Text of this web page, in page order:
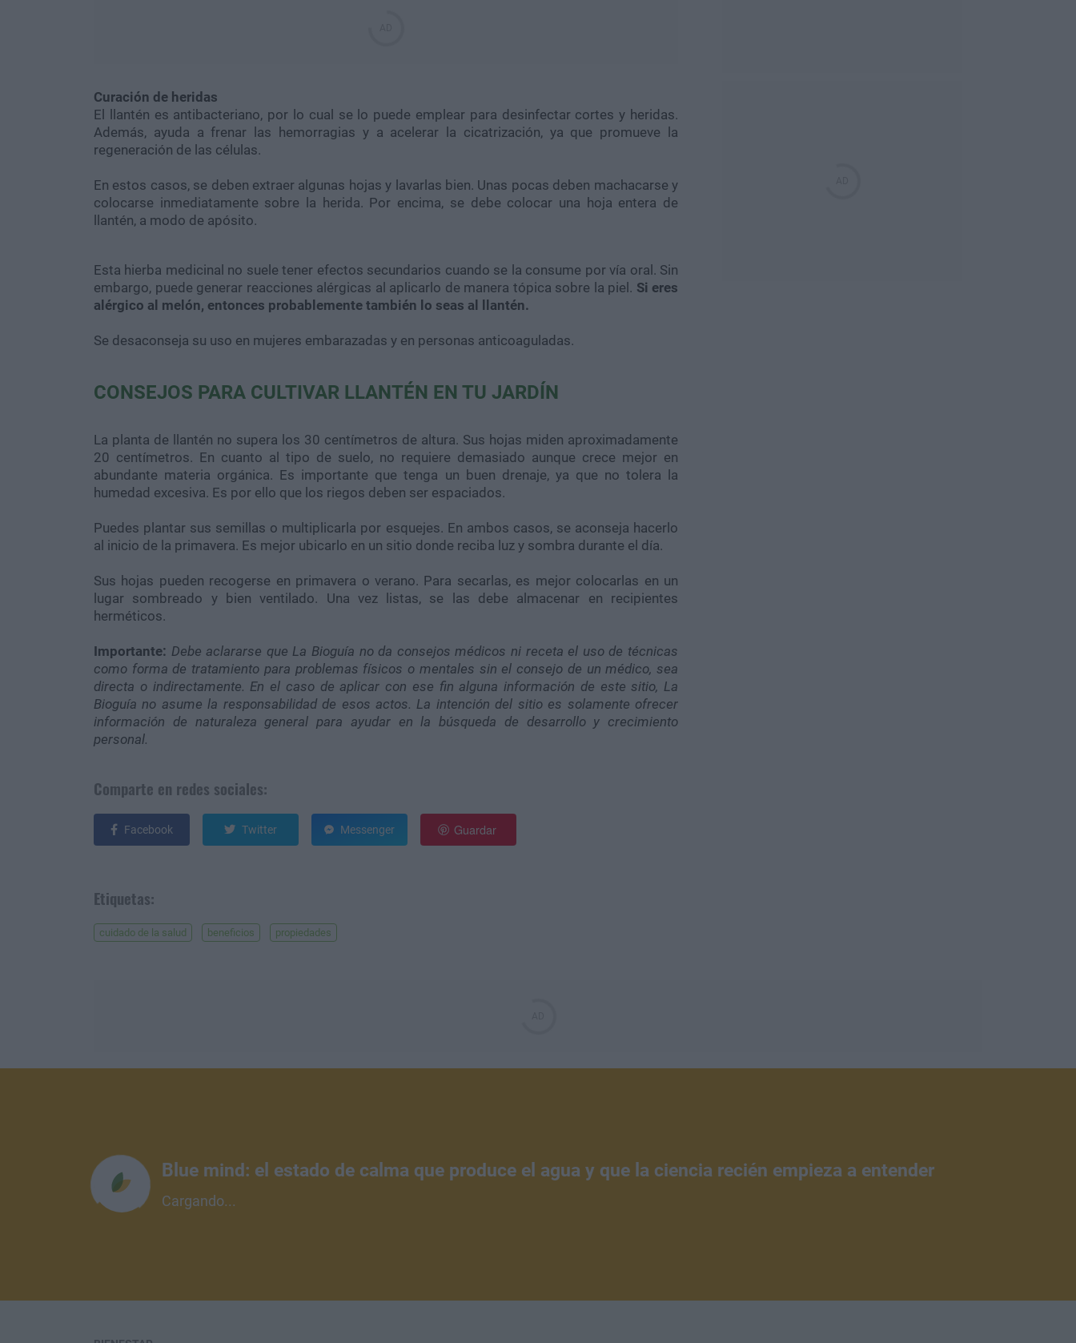
Curación de heridas
El llantén es antibacteriano, por lo cual se lo puede emplear para desinfectar cortes y heridas.
Además, ayuda a frenar las hemorragias y a acelerar la cicatrización, ya que promueve la
regeneración de las células.
En estos casos, se deben extraer algunas hojas y lavarlas bien. Unas pocas deben machacarse y
colocarse inmediatamente sobre la herida. Por encima, se debe colocar una hoja entera de
llantén, a modo de apósito.
Esta hierba medicinal no suele tener efectos secundarios cuando se la consume por vía oral. Sin
embargo, puede generar reacciones alérgicas al aplicarlo de manera tópica sobre la piel. Si eres
alérgico al melón, entonces probablemente también lo seas al llantén.
Se desaconseja su uso en mujeres embarazadas y en personas anticoaguladas.
CONSEJOS PARA CULTIVAR LLANTÉN EN TU JARDÍN
La planta de llantén no supera los 30 centímetros de altura. Sus hojas miden aproximadamente
20 centímetros. En cuanto al tipo de suelo, no requiere demasiado aunque crece mejor en
abundante materia orgánica. Es importante que tenga un buen drenaje, ya que no tolera la
humedad excesiva. Es por ello que los riegos deben ser espaciados.
Puedes plantar sus semillas o multiplicarla por esquejes. En ambos casos, se aconseja hacerlo
al inicio de la primavera. Es mejor ubicarlo en un sitio donde reciba luz y sombra durante el día.
Sus hojas pueden recogerse en primavera o verano. Para secarlas, es mejor colocarlas en un
lugar sombreado y bien ventilado. Una vez listas, se las debe almacenar en recipientes
herméticos.
Importante: Debe aclararse que La Bioguía no da consejos médicos ni receta el uso de técnicas
como forma de tratamiento para problemas físicos o mentales sin el consejo de un médico, sea
directa o indirectamente. En el caso de aplicar con ese fin alguna información de este sitio, La
Bioguía no asume la responsabilidad de esos actos. La intención del sitio es solamente ofrecer
información de naturaleza general para ayudar en la búsqueda de desarrollo y crecimiento
personal.
Comparte en redes sociales:
Facebook Twitter Messenger Guardar
Etiquetas:
cuidado de la salud beneficios propiedades
Blue mind: el estado de calma que produce el agua y que la ciencia recién empieza a entender
Cargando...